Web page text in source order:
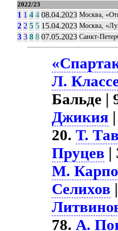
2022/23
1 1 4 4 08.04.2023 Москва,
2 2 5 5 15.04.2023 Москва,
3 3 8 8 07.05.2023 Санкт-
Л.
Бальде |
Джикия
20.Т.
Пруцев |
М.
Селихов
78.А.